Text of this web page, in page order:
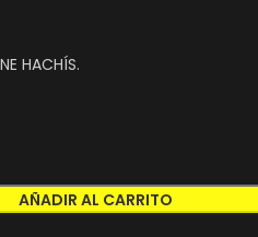
HACHÍS.
AÑADIR AL CARRITO